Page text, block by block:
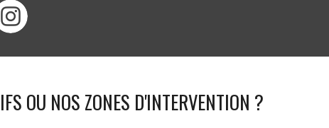
OU NOS ZONES D'INTERVENTION ?